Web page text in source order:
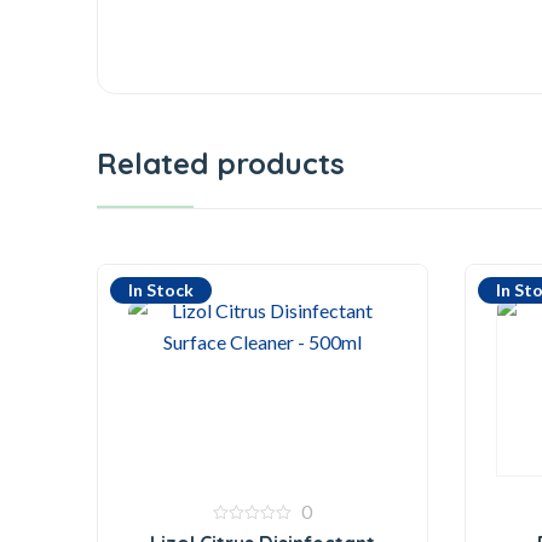
Related products
In Stock
0
0
In